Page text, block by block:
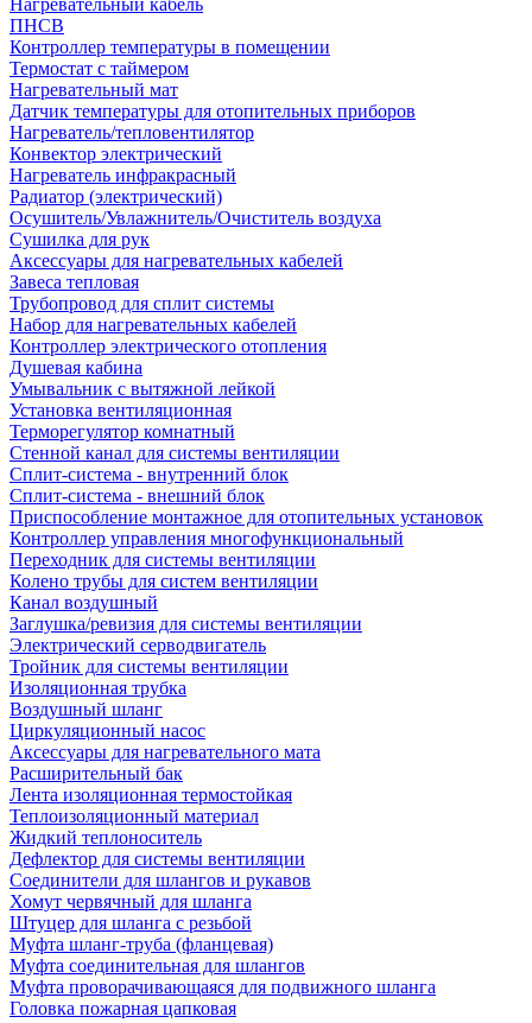
Нагревательный кабель
ПНСВ
Контроллер температуры в помещении
Термостат с таймером
Нагревательный мат
Датчик температуры для отопительных приборов
Нагреватель/тепловентилятор
Конвектор электрический
Нагреватель инфракрасный
Радиатор (электрический)
Осушитель/Увлажнитель/Очиститель воздуха
Сушилка для рук
Аксессуары для нагревательных кабелей
Завеса тепловая
Трубопровод для сплит системы
Набор для нагревательных кабелей
Контроллер электрического отопления
Душевая кабина
Умывальник с вытяжной лейкой
Установка вентиляционная
Терморегулятор комнатный
Стенной канал для системы вентиляции
Сплит-система - внутренний блок
Сплит-система - внешний блок
Приспособление монтажное для отопительных установок
Контроллер управления многофункциональный
Переходник для системы вентиляции
Колено трубы для систем вентиляции
Канал воздушный
Заглушка/ревизия для системы вентиляции
Электрический серводвигатель
Тройник для системы вентиляции
Изоляционная трубка
Воздушный шланг
Циркуляционный насос
Аксессуары для нагревательного мата
Расширительный бак
Лента изоляционная термостойкая
Теплоизоляционный материал
Жидкий теплоноситель
Дефлектор для системы вентиляции
Соединители для шлангов и рукавов
Хомут червячный для шланга
Штуцер для шланга с резьбой
Муфта шланг-труба (фланцевая)
Муфта соединительная для шлангов
Муфта проворачивающаяся для подвижного шланга
Головка пожарная цапковая